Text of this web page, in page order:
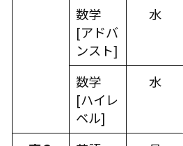
数学
[アドバ
ンスト]
水
数学
[ハイレ
ベル]
水